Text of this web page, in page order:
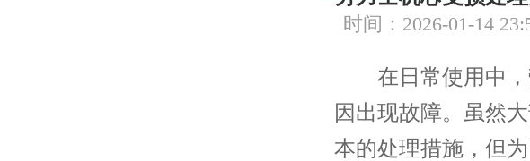
时间：2026-01-14
在日常使用中，
因出现故障。虽然
本的处理措施，但